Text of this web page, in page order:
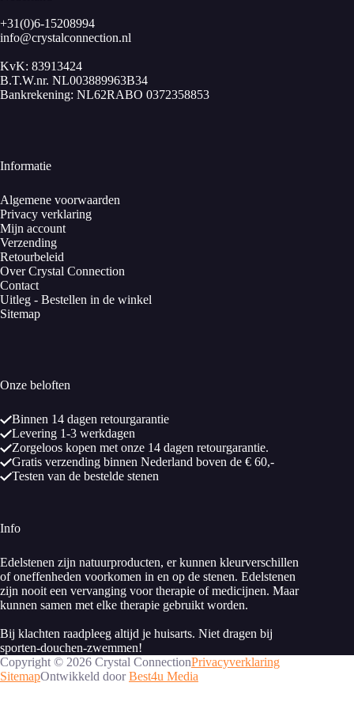
Chemische samenstelling: (Li, Na)AlPO4(F,OH)
Kleur: melkwit, geelachtig, beige, zalmkleurig, grijs, blauw- of
groenachtig is een fluorhoudend lithium-natrium-aluminium-fosfaat.
+31(0)6-15208994
info@crystalconnection.nl
KvK: 83913424
B.T.W.nr. NL003889963B34
Bankrekening: NL62RABO 0372358853
Informatie
Algemene voorwaarden
Privacy verklaring
Mijn account
Verzending
Retourbeleid
Over Crystal Connection
Contact
Uitleg - Bestellen in de winkel
Sitemap
Onze beloften
Binnen 14 dagen retourgarantie
Levering 1-3 werkdagen
Zorgeloos kopen met onze 14 dagen retourgarantie.
Gratis verzending binnen Nederland boven de € 60,-
Testen van de bestelde stenen
Info
Edelstenen zijn natuurproducten, er kunnen kleurverschillen
of oneffenheden voorkomen in en op de stenen. Edelstenen
zijn nooit een vervanging voor therapie of medicijnen. Maar
kunnen samen met elke therapie gebruikt worden.
Bij klachten raadpleeg altijd je huisarts. Niet dragen bij
sporten-douchen-zwemmen!
Copyright © 2026 Crystal ConnectionPrivacyverklaring
SitemapOntwikkeld doorBest4u Media